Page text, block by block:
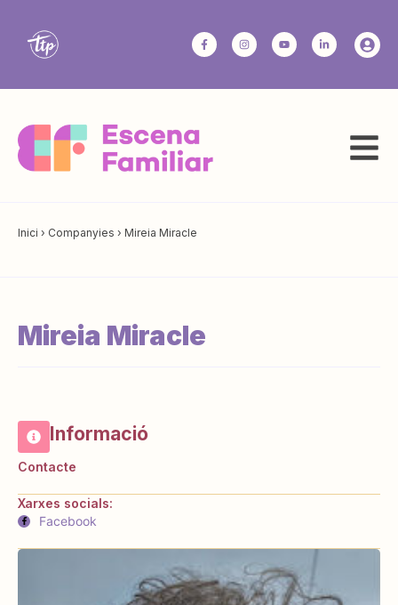
Inici › Companyies › Mireia Miracle
Mireia Miracle
Informació
Contacte
Xarxes socials:
Facebook